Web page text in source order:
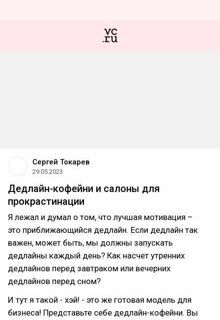
Сергей Токарев
29.05.2023
Дедлайн-кофейни и салоны для
прокрастинации
Я лежал и думал о том, что лучшая мотивация –
это приближающийся дедлайн. Если дедлайн так
важен, может быть, мы должны запускать
дедлайны каждый день? Как насчет утренних
дедлайнов перед завтраком или вечерних
дедлайнов перед сном?
И тут я такой - хэй! - это же готовая модель для
бизнеса! Представьте себе дедлайн-кофейни. Вы